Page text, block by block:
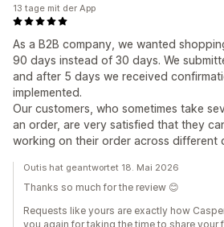
As a B2B company, we wanted
90 days instead of 30 days. We
and after 5 days we received
implemented.
Our customers, who sometimes take
an order, are very satisfied that they
working on their order across different
13 tage mit der App
Outis hat geantwortet 18. Mai 2026
Thanks so much for the review 😊
Requests like yours are exactly how
you again for taking the time to share your